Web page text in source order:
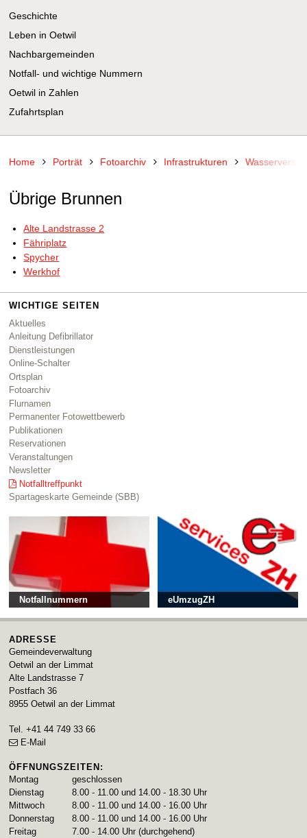
Geschichte
Leben in Oetwil
Nachbargemeinden
Notfall- und wichtige Nummern
Oetwil in Zahlen
Zufahrtsplan
Home Porträt Fotoarchiv Infrastrukturen
Übrige Brunnen
Alte Landstrasse 2
Fähriplatz
Spycher
Werkhof
WICHTIGE SEITEN
Aktuelles
Anleitung Defibrillator
Dienstleistungen
Online-Schalter
Ortsplan
Fotoarchiv
Flurnamen
Permanenter Fotowettbewerb
Publikationen
Reservationen
Veranstaltungen
Newsletter
Notfalltreffpunkt
Spartageskarte Gemeinde (SBB)
Notfallnummern eUmzugZH
ADRESSE
Gemeindeverwaltung
Oetwil an der Limmat
Alte Landstrasse 7
Postfach 36
8955 Oetwil an der Limmat
Tel.+41 44 749 33 66
E-Mail
ÖFFNUNGSZEITEN:
Montag
geschlossen
Dienstag
8.00 - 11.00 und 14.00 - 18.30 Uhr
Mittwoch
8.00 - 11.00 und 14.00 - 16.00 Uhr
Donnerstag
8.00 - 11.00 und 14.00 - 16.00 Uhr
Freitag
7.00 - 14.00 Uhr (durchgehend)